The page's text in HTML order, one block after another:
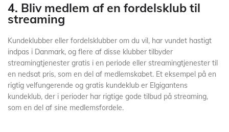
4. Bliv medlem af en fordelsklub til
streaming
Kundeklubber eller fordelsklubber om du vil, har vundet hastigt
indpas i Danmark, og flere af disse klubber tilbyder
streamingtjenester gratis i en periode eller streamingtjenester til
en nedsat pris, som en del af medlemskabet. Et eksempel på en
rigtig velfungerende og gratis kundeklub er Elgigantens
kundeklub, der i perioder har rigtige gode tilbud på streaming,
som en del af sine medlemsfordele.